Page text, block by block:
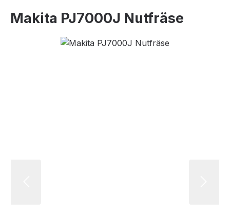
Makita PJ7000J Nutfräse
Bildergalerie überspringen